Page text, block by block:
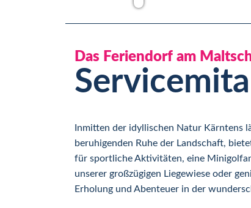
Das Feriendorf am
Inmitten der idyllischen Natur Kärntens
beruhigenden Ruhe der Landschaft,
für sportliche Aktivitäten, eine
unserer großzügigen Liegewiese oder
Erholung und Abenteuer in der